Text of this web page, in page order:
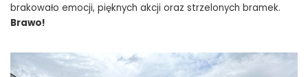
brakowało emocji, pięknych akcji oraz strzelonych bramek.
Brawo!